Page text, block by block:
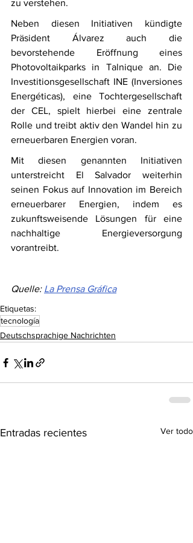
zu verstehen.
Neben diesen Initiativen kündigte
Präsident Álvarez auch die
bevorstehende Eröffnung eines
Photovoltaikparks in Talnique an. Die
Investitionsgesellschaft INE (Inversiones
Energéticas), eine Tochtergesellschaft
der CEL, spielt hierbei eine zentrale
Rolle und treibt aktiv den Wandel hin zu
erneuerbaren Energien voran.
Mit diesen genannten Initiativen
unterstreicht El Salvador weiterhin
seinen Fokus auf Innovation im Bereich
erneuerbarer Energien, indem es
zukunftsweisende Lösungen für eine
nachhaltige Energieversorgung
vorantreibt.
Quelle: La Prensa Gráfica
Etiquetas:
tecnología
Deutschsprachige Nachrichten
Entradas recientes Ver todo